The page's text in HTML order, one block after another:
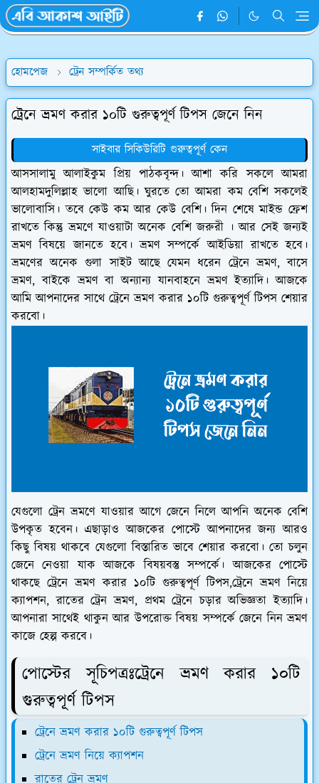
হোমপেজ ট্রেন সম্পর্কিত তথ্য
ট্রেনে ভ্রমণ করার ১০টি গুরুত্বপূর্ণ টিপস জেনে নিন
সাইবার সিকিউরিটি গুরুত্বপূর্ণ কেন
আসসালামু আলাইকুম প্রিয় পাঠকবৃন্দ। আশা করি সকলে আমরা
আলহামদুলিল্লাহ ভালো আছি। ঘুরতে তো আমরা কম বেশি সকলেই
ভালোবাসি। তবে কেউ কম আর কেউ বেশি। দিন শেষে মাইন্ড ফ্রেশ
রাখতে কিন্তু ভ্রমণে যাওয়াটা অনেক বেশি জরুরী । আর সেই জন্যই
ভ্রমণ বিষয়ে জানতে হবে। ভ্রমণ সম্পর্কে আইডিয়া রাখতে হবে।
ভ্রমণের অনেক গুলা সাইট আছে যেমন ধরেন ট্রেনে ভ্রমণ, বাসে
ভ্রমণ, বাইকে ভ্রমণ বা অন্যান্য যানবাহনে ভ্রমণ ইত্যাদি। আজকে
আমি আপনাদের সাথে ট্রেনে ভ্রমণ করার ১০টি গুরুত্বপূর্ণ টিপস শেয়ার
করবো।
যেগুলো ট্রেন ভ্রমণে যাওয়ার আগে জেনে নিলে আপনি অনেক বেশি
উপকৃত হবেন। এছাড়াও আজকের পোস্টে আপনাদের জন্য আরও
কিছু বিষয় থাকবে যেগুলো বিস্তারিত ভাবে শেয়ার করবো। তো চলুন
জেনে নেওয়া যাক আজকে বিষয়বস্তু সম্পর্কে। আজকের পোস্টে
থাকছে ট্রেনে ভ্রমণ করার ১০টি গুরুত্বপূর্ণ টিপস,ট্রেনে ভ্রমণ নিয়ে
ক্যাপশন, রাতের ট্রেন ভ্রমণ, প্রথম ট্রেনে চড়ার অভিজ্ঞতা ইত্যাদি।
আপনারা সাথেই থাকুন আর উপরোক্ত বিষয় সম্পর্কে জেনে নিন ভ্রমণ
কাজে হেল্প করবে।
পোস্টের সূচিপত্রঃট্রেনে ভ্রমণ করার ১০টি
গুরুত্বপূর্ণ টিপস
ট্রেনে ভ্রমণ করার ১০টি গুরুত্বপূর্ণ টিপস
ট্রেনে ভ্রমণ নিয়ে ক্যাপশন
রাতের ট্রেন ভ্রমণ